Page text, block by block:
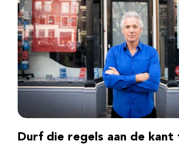
Durf die regels aan de